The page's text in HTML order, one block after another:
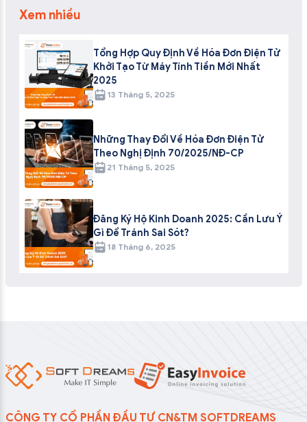
Xem nhiều
Tổng Hợp Quy Định Về Hóa Đơn Điện Tử
Khởi Tạo Từ Máy Tính Tiền Mới Nhất
2025
13 Tháng 5, 2025
Những Thay Đổi Về Hóa Đơn Điện Tử
Theo Nghị Định 70/2025/NĐ-CP
21 Tháng 5, 2025
Đăng Ký Hộ Kinh Doanh 2025: Cần Lưu Ý
Gì Để Tránh Sai Sót?
18 Tháng 6, 2025
CÔNG TY CỔ PHẦN ĐẦU TƯ CN&TM SOFTDREAMS